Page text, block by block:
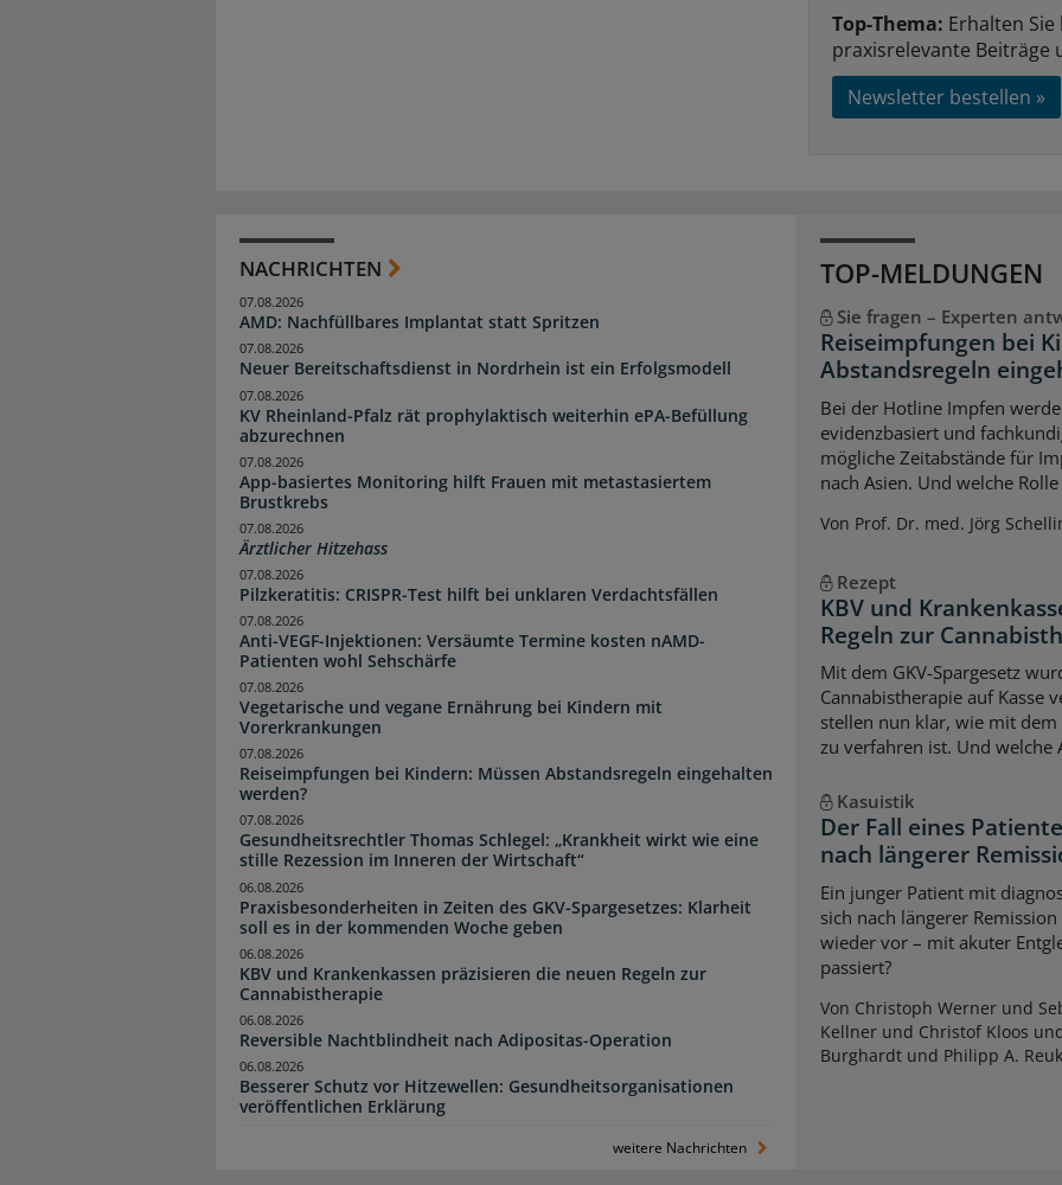
Top-Thema: Erhalten
praxisrelevante Beiträge
Newsletter bestellen »
NACHRICHTEN
AMD: Nachfüllbares Implantat statt Spritzen
07.08.2026
Neuer Bereitschaftsdienst in Nordrhein ist ein Erfolgsmodell
07.08.2026
KV Rheinland-Pfalz rät prophylaktisch weiterhin ePA-Befüllung
abzurechnen
07.08.2026
App-basiertes Monitoring hilft Frauen mit metastasiertem
Brustkrebs
07.08.2026
Ärztlicher Hitzehass
07.08.2026
Pilzkeratitis: CRISPR-Test hilft bei unklaren Verdachtsfällen
07.08.2026
Anti-VEGF-Injektionen: Versäumte Termine kosten nAMD-
Patienten wohl Sehschärfe
07.08.2026
Vegetarische und vegane Ernährung bei Kindern mit
Vorerkrankungen
07.08.2026
Reiseimpfungen bei Kindern: Müssen Abstandsregeln eingehalten
werden?
07.08.2026
Gesundheitsrechtler Thomas Schlegel: „Krankheit wirkt wie eine
stille Rezession im Inneren der Wirtschaft“
07.08.2026
Praxisbesonderheiten in Zeiten des GKV-Spargesetzes: Klarheit
soll es in der kommenden Woche geben
06.08.2026
KBV und Krankenkassen präzisieren die neuen Regeln zur
Cannabistherapie
06.08.2026
Reversible Nachtblindheit nach Adipositas-Operation
06.08.2026
Besserer Schutz vor Hitzewellen: Gesundheitsorganisationen
veröffentlichen Erklärung
06.08.2026
weitere Nachrichten
TOP-MELDUNGEN
Sie fragen – Experten
Reiseimpfungen bei
Abstandsregeln
Bei der Hotline Impfen
evidenzbasiert und
mögliche Zeitabstände für
nach Asien. Und welche
Von Prof. Dr. med. Jörg
Rezept
KBV und
Regeln zur
Mit dem GKV-Spargesetz
Cannabistherapie auf Kasse
stellen nun klar, wie mit
zu verfahren ist. Und welche
Kasuistik
Der Fall eines
nach längerer
Ein junger Patient mit
sich nach längerer
wieder vor – mit akuter
passiert?
Von Christoph Werner und
Kellner und Christof Kloos
Burghardt und Philipp A.